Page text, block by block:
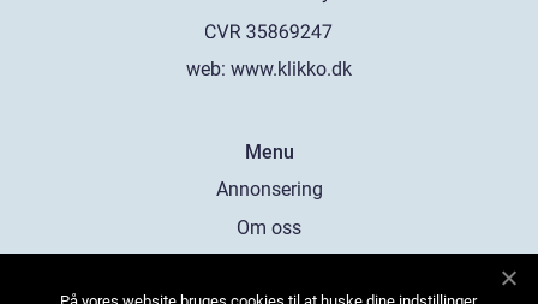
web: www.klikko.dk
Menu
Annonsering
Om oss